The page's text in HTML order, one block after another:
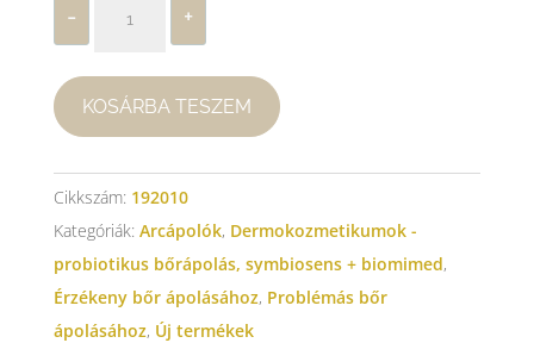
- +
KOSÁRBA TESZEM
Cikkszám: 192010
Kategóriák: Arcápolók, Dermokozmetikumok -
probiotikus bőrápolás, symbiosens + biomimed,
Érzékeny bőr ápolásához, Problémás bőr
ápolásához, Új termékek